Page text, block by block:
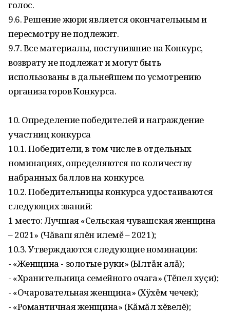
голос.
9.6. Решение жюри является окончательным и
пересмотру не подлежит.
9.7. Все материалы, поступившие на Конкурс,
возврату не подлежат и могут быть
использованы в дальнейшем по усмотрению
организаторов Конкурса.
10. Определение победителей и награждение
участниц конкурса
10.1. Победители, в том числе в отдельных
номинациях, определяются по количеству
набранных баллов на конкурсе.
10.2. Победительницы конкурса удостаиваются
следующих званий:
1 место: Лучшая «Сельская чувашская женщина
– 2021» (Чăваш ялĕн илемĕ – 2021);
10.3. Утверждаются следующие номинации:
- «Женщина - золотые руки» (Ылтǎн алǎ);
- «Хранительница семейного очага» (Тĕпел хуçи);
- «Очаровательная женщина» (Хÿхĕм чечек);
- «Романтичная женщина» (Кăмăл хĕвелĕ);